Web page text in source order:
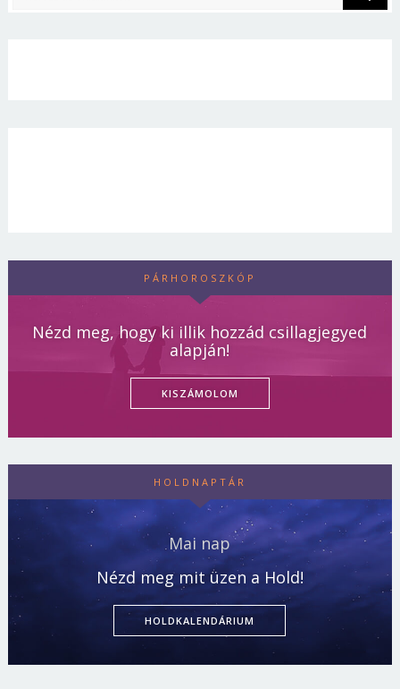
PÁRHOROSZKÓP
Nézd meg, hogy ki illik hozzád csillagjegyed
alapján!
KISZÁMOLOM
HOLDNAPTÁR
Mai nap
Nézd meg mit üzen a Hold!
HOLDKALENDÁRIUM